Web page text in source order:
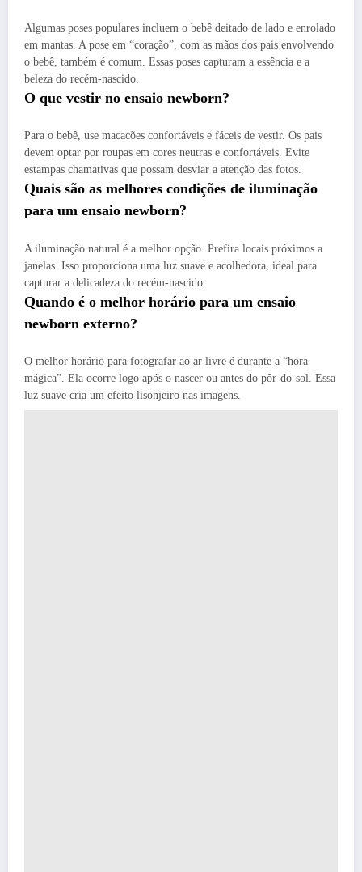
Algumas poses populares incluem o bebê deitado de lado e enrolado
em mantas. A pose em “coração”, com as mãos dos pais envolvendo
o bebê, também é comum. Essas poses capturam a essência e a
beleza do recém-nascido.
O que vestir no ensaio newborn?
Para o bebê, use macacões confortáveis e fáceis de vestir. Os pais
devem optar por roupas em cores neutras e confortáveis. Evite
estampas chamativas que possam desviar a atenção das fotos.
Quais são as melhores condições de iluminação
para um ensaio newborn?
A iluminação natural é a melhor opção. Prefira locais próximos a
janelas. Isso proporciona uma luz suave e acolhedora, ideal para
capturar a delicadeza do recém-nascido.
Quando é o melhor horário para um ensaio
newborn externo?
O melhor horário para fotografar ao ar livre é durante a “hora
mágica”. Ela ocorre logo após o nascer ou antes do pôr-do-sol. Essa
luz suave cria um efeito lisonjeiro nas imagens.